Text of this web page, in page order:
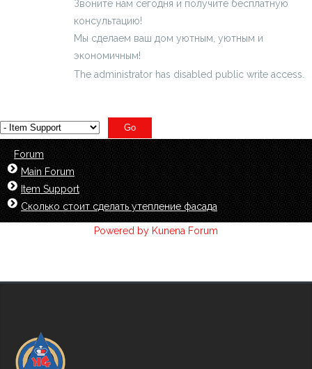
Звоните нам сегодня и получите бесплатную
консультацию!
Мы сделаем ваш дом уютным, уютным и
экономичным!
The administrator has disabled public write access.
Forum
Main Forum
Item Support
Сколько стоит сделать утепление фасада
Powered by Kunena Forum